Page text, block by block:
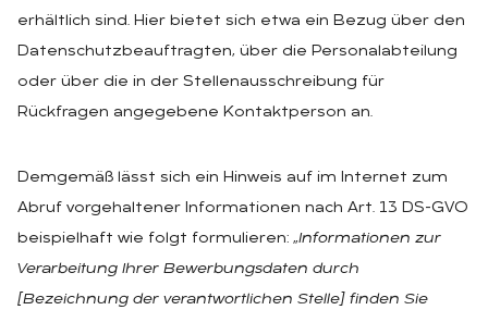
erhältlich sind. Hier bietet sich etwa ein Bezug über den
Datenschutzbeauftragten, über die Personalabteilung
oder über die in der Stellenausschreibung für
Rückfragen angegebene Kontaktperson an.
Demgemäß lässt sich ein Hinweis auf im Internet zum
Abruf vorgehaltener Informationen nach Art. 13 DS-GVO
beispielhaft wie folgt formulieren: „Informationen zur
Verarbeitung Ihrer Bewerbungsdaten durch
[Bezeichnung der verantwortlichen Stelle] finden Sie